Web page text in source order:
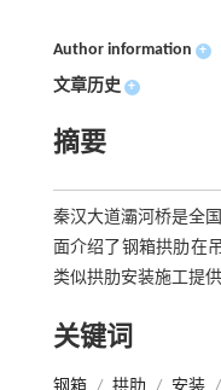
Author information +
文章历史 +
摘要
秦汉大道灞河桥是全
面介绍了钢箱拱肋在
类似拱肋安装施工提
关键词